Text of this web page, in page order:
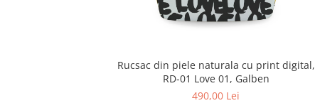
Rucsac din piele naturala cu print digital,
RD-01 Love 01, Galben
490,00 Lei